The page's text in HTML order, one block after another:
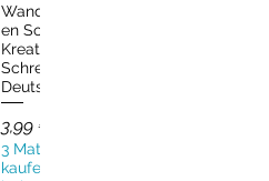
Schnellansicht
Wandergeschicht
en Sommer –
Kreatives
Schreiben
Deutsch & DaZ
Preis
3,99 €
3 Materialien
kaufen, eins gratis